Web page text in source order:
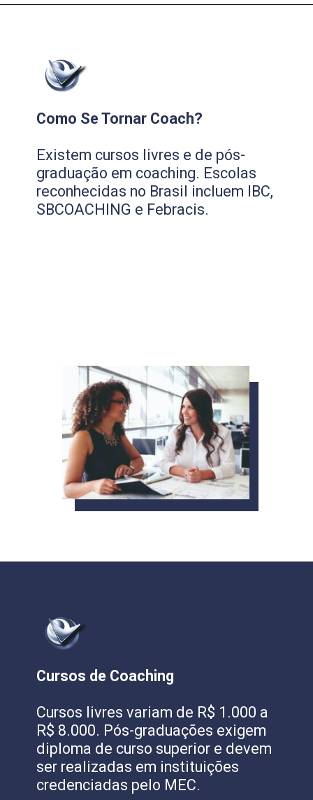
Como Se Tornar Coach?
Existem cursos livres e de pós-
graduação em coaching. Escolas
reconhecidas no Brasil incluem IBC,
SBCOACHING e Febracis.
Cursos de Coaching
Cursos livres variam de R$ 1.000 a
R$ 8.000. Pós-graduações exigem
diploma de curso superior e devem
ser realizadas em instituições
credenciadas pelo MEC.